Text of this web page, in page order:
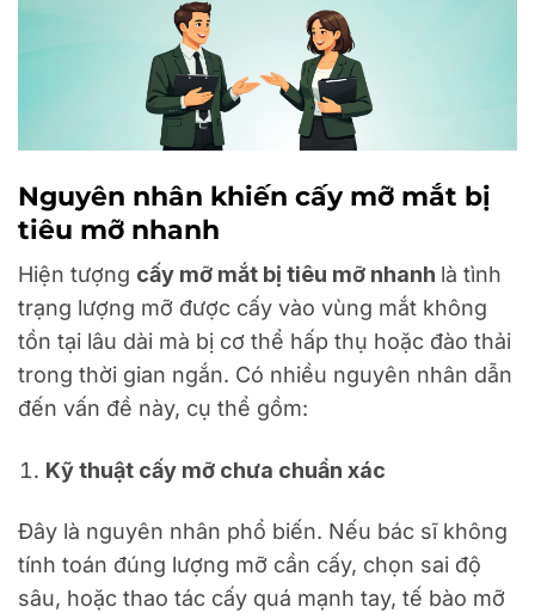
Nguyên nhân khiến cấy mỡ mắt bị
tiêu mỡ nhanh
Hiện tượng cấy mỡ mắt bị tiêu mỡ nhanh là tình
trạng lượng mỡ được cấy vào vùng mắt không
tồn tại lâu dài mà bị cơ thể hấp thụ hoặc đào thải
trong thời gian ngắn. Có nhiều nguyên nhân dẫn
đến vấn đề này, cụ thể gồm:
Kỹ thuật cấy mỡ chưa chuẩn xác
Đây là nguyên nhân phổ biến. Nếu bác sĩ không
tính toán đúng lượng mỡ cần cấy, chọn sai độ
sâu, hoặc thao tác cấy quá mạnh tay, tế bào mỡ